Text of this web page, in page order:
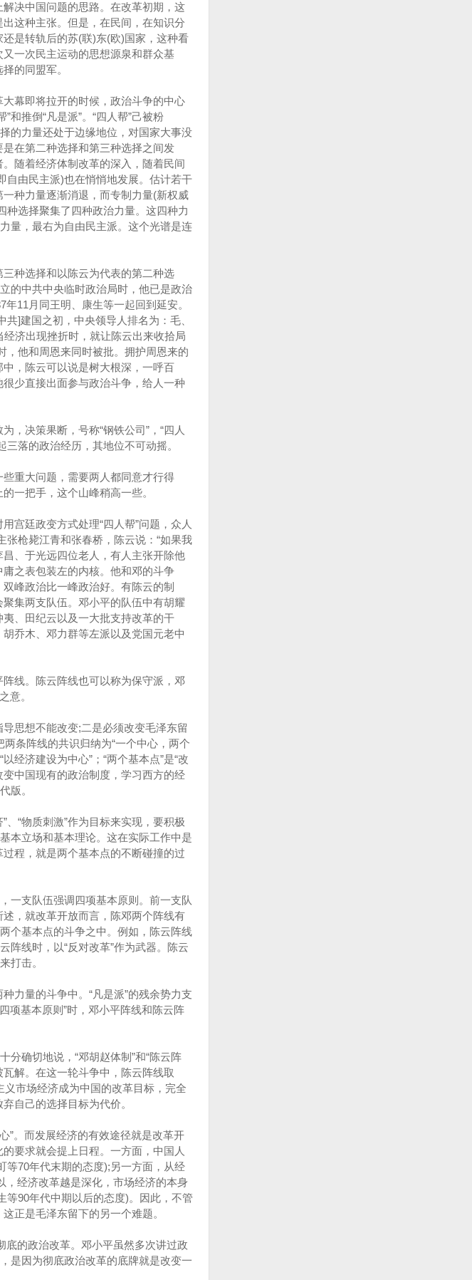
决中国问题的思路。在改革初期，这
这种主张。但是，在民间，在知识分
是转轨后的苏(联)东(欧)国家，这种看
一次民主运动的思想源泉和群众基
的同盟军。
幕即将拉开的时候，政治斗争的中心
和推倒“凡是派”。“四人帮”己被粉
的力量还处于边缘地位，对国家大事没
在第二种选择和第三种选择之间发
随着经济体制改革的深入，随着民间
自由民主派)也在悄悄地发展。估计若干
种力量逐渐消退，而专制力量(新权威
种选择聚集了四种政治力量。这四种力
量，最右为自由民主派。这个光谱是连
种选择和以陈云为代表的第二种选
的中共中央临时政治局时，他已是政治
11月同王明、康生等一起回到延安。
]建国之初，中央领导人排名为：毛、
济出现挫折时，就让陈云出来收拾局
，他和周恩来同时被批。拥护周恩来的
，陈云可以说是树大根深，一呼百
少直接出面参与政治斗争，给人一种
，决策果断，号称“钢铁公司”，“四人
落的政治经历，其地位不可动摇。
重大问题，需要两人都同意才行得
一把手，这个山峰稍高一些。
宫廷政变方式处理“四人帮”问题，众人
张枪毙江青和张春桥，陈云说：“如果我
、于光远四位老人，有人主张开除他
之表包装左的内核。他和邓的斗争
峰政治比一峰政治好。有陈云的制
集两支队伍。邓小平的队伍中有胡耀
、田纪云以及一大批支持改革的干
乔木、邓力群等左派以及党国元老中
线。陈云阵线也可以称为保守派，邓
意。
思想不能改变;二是必须改变毛泽东留
条阵线的共识归纳为“一个中心，两个
经济建设为中心”；“两个基本点”是“改
中国现有的政治制度，学习西方的经
版。
、“物质刺激”作为目标来实现，要积极
本立场和基本理论。这在实际工作中是
程，就是两个基本点的不断碰撞的过
一支队伍强调四项基本原则。前一支队
，就改革开放而言，陈邓两个阵线有
个基本点的斗争之中。例如，陈云阵线
阵线时，以“反对改革”作为武器。陈云
打击。
力量的斗争中。“凡是派”的残余势力支
项基本原则”时，邓小平阵线和陈云阵
分确切地说，“邓胡赵体制”和“陈云阵
解。在这一轮斗争中，陈云阵线取
市场经济成为中国的改革目标，完全
自己的选择目标为代价。
”。而发展经济的有效途径就是改革开
要求就会提上日程。一方面，中国人
等70年代末期的态度);另一方面，从经
经济改革越是深化，市场经济的本身
90年代中期以后的态度)。因此，不管
正是毛泽东留下的另一个难题。
底的政治改革。邓小平虽然多次讲过政
是因为彻底政治改革的底牌就是改变一